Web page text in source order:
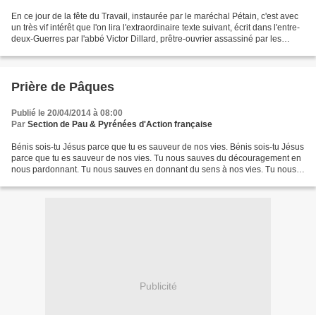
En ce jour de la fête du Travail, instaurée par le maréchal Pétain, c'est avec
un très vif intérêt que l'on lira l'extraordinaire texte suivant, écrit dans l'entre-
deux-Guerres par l'abbé Victor Dillard, prêtre-ouvrier assassiné par les
Prière de Pâques
Publié le 20/04/2014 à 08:00
Par Section de Pau & Pyrénées d'Action française
Bénis sois-tu Jésus parce que tu es sauveur de nos vies. Bénis sois-tu Jésus
parce que tu es sauveur de nos vies. Tu nous sauves du découragement en
nous pardonnant. Tu nous sauves en donnant du sens à nos vies. Tu nous
Publicité